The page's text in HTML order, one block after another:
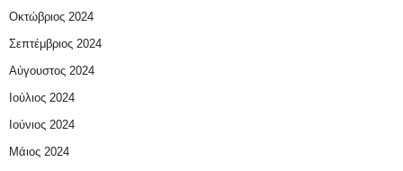
Οκτώβριος 2024
Σεπτέμβριος 2024
Αύγουστος 2024
Ιούλιος 2024
Ιούνιος 2024
Μάιος 2024